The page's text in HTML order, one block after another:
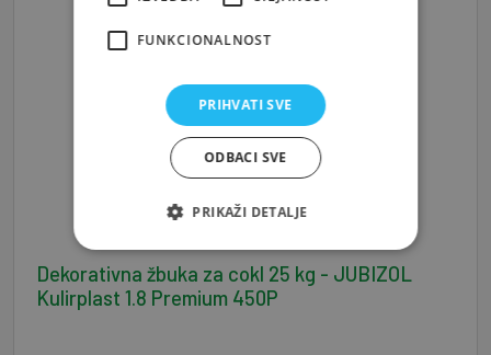
Dekorativna žbuka za cokl 25 kg - JUBIZOL
Kulirplast 1.8 Premium 450P
FUNKCIONALNOST
PRIHVATI SVE
ODBACI SVE
PRIKAŽI DETALJE